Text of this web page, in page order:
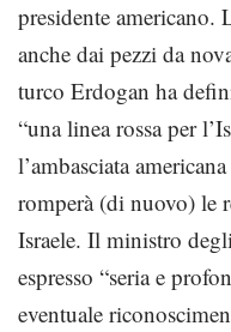
presidente americano.
anche dai pezzi da
turco Erdogan ha
“una linea rossa per
l’ambasciata
romperà (di nuovo) le
Israele. Il ministro
espresso “seria e
eventuale